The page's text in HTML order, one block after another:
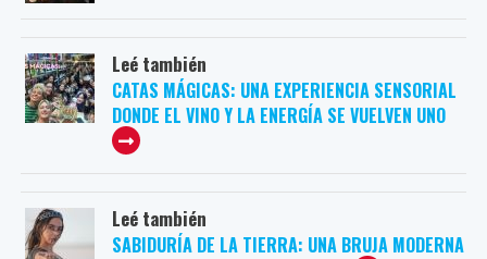
Leé también
CATAS MÁGICAS: UNA EXPERIENCIA SENSORIAL
DONDE EL VINO Y LA ENERGÍA SE VUELVEN UNO
Leé también
SABIDURÍA DE LA TIERRA: UNA BRUJA MODERNA